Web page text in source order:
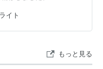
イト
もっと見る